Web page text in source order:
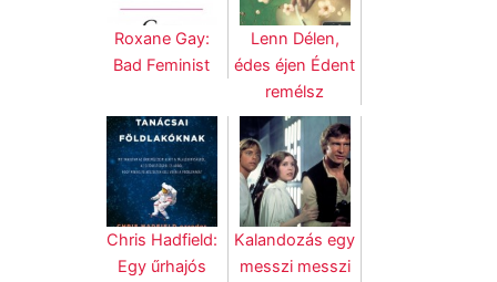
Roxane Gay:
Bad Feminist
Lenn Délen,
édes éjen Édent
remélsz
Chris Hadfield:
Egy űrhajós
Kalandozás egy
messzi messzi